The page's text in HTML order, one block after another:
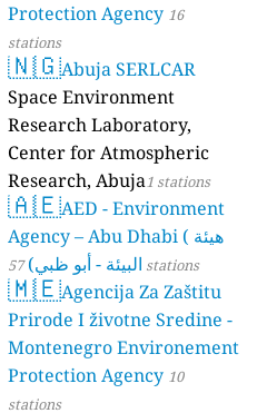
Protection Agency 16
stations
🇳🇬Abuja SERLCAR
Space Environment
Research Laboratory,
Center for Atmospheric
Research, Abuja1 stations
🇦🇪AED - Environment
Agency – Abu Dhabi ( هيئة
البيئة - أبو ظبي) 57 stations
🇲🇪Agencija Za Zaštitu
Prirode I životne Sredine -
Montenegro Environement
Protection Agency 10
stations